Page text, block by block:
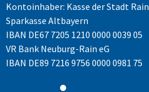
Kontoinhaber: Kasse der Stadt Rain
Sparkasse Altbayern
IBAN DE67 7205 1210 0000 0039 05
VR Bank Neuburg-Rain eG
IBAN DE89 7216 9756 0000 0981 75